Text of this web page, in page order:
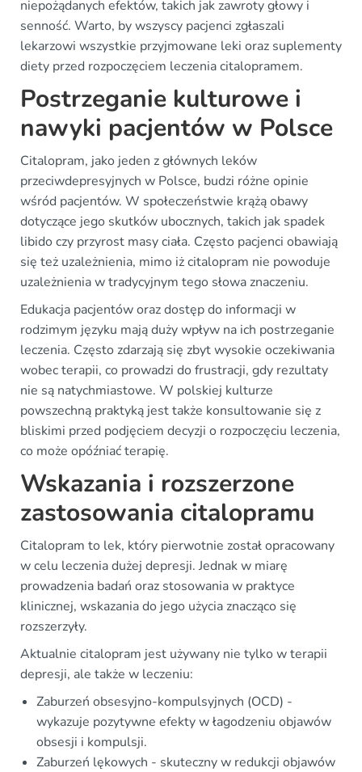
niepożądanych efektów, takich jak zawroty głowy i
senność. Warto, by wszyscy pacjenci zgłaszali
lekarzowi wszystkie przyjmowane leki oraz suplementy
diety przed rozpoczęciem leczenia citalopramem.
Postrzeganie kulturowe i
nawyki pacjentów w Polsce
Citalopram, jako jeden z głównych leków
przeciwdepresyjnych w Polsce, budzi różne opinie
wśród pacjentów. W społeczeństwie krążą obawy
dotyczące jego skutków ubocznych, takich jak spadek
libido czy przyrost masy ciała. Często pacjenci obawiają
się też uzależnienia, mimo iż citalopram nie powoduje
uzależnienia w tradycyjnym tego słowa znaczeniu.
Edukacja pacjentów oraz dostęp do informacji w
rodzimym języku mają duży wpływ na ich postrzeganie
leczenia. Często zdarzają się zbyt wysokie oczekiwania
wobec terapii, co prowadzi do frustracji, gdy rezultaty
nie są natychmiastowe. W polskiej kulturze
powszechną praktyką jest także konsultowanie się z
bliskimi przed podjęciem decyzji o rozpoczęciu leczenia,
co może opóźniać terapię.
Wskazania i rozszerzone
zastosowania citalopramu
Citalopram to lek, który pierwotnie został opracowany
w celu leczenia dużej depresji. Jednak w miarę
prowadzenia badań oraz stosowania w praktyce
klinicznej, wskazania do jego użycia znacząco się
rozszerzyły.
Aktualnie citalopram jest używany nie tylko w terapii
depresji, ale także w leczeniu:
Zaburzeń obsesyjno-kompulsyjnych (OCD) -
wykazuje pozytywne efekty w łagodzeniu objawów
obsesji i kompulsji.
Zaburzeń lękowych - skuteczny w redukcji objawów